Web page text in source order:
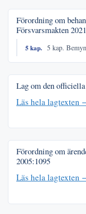
Förordning om
Försvarsmakten
5 kap. 5 kap.
Lag om den
Läs hela lagtexten
Förordning om
2005:1095
Läs hela lagtexten